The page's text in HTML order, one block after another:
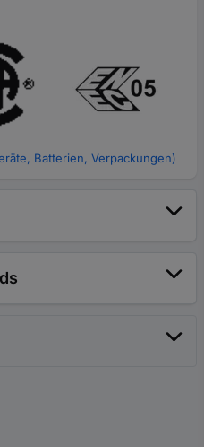
Batterien, Verpackungen)